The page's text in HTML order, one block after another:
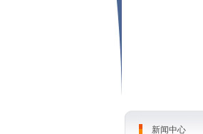
新闻中心